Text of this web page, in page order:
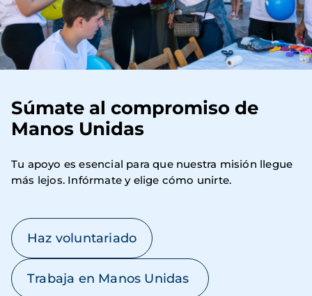
Súmate al compromiso de
Manos Unidas
Tu apoyo es esencial para que nuestra misión llegue
más lejos. Infórmate y elige cómo unirte.
Haz voluntariado
Trabaja en Manos Unidas